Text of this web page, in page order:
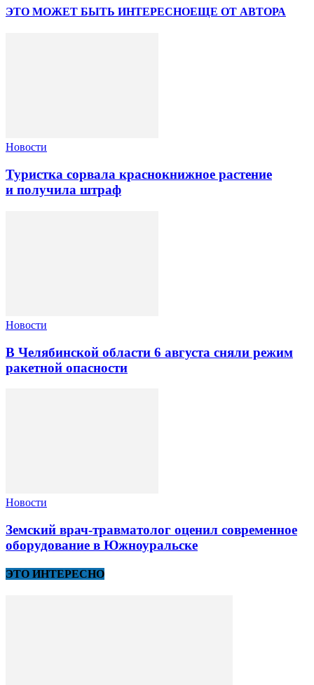
ЭТО МОЖЕТ БЫТЬ ИНТЕРЕСНОЕЩЕ ОТ АВТОРА
Новости
Туристка сорвала краснокнижное растение
и получила штраф
Новости
В Челябинской области 6 августа сняли режим
ракетной опасности
Новости
Земский врач-травматолог оценил современное
оборудование в Южноуральске
ЭТО ИНТЕРЕСНО